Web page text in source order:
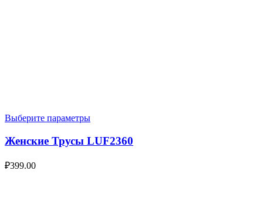
Выберите параметры
Женские Трусы LUF2360
₽399.00